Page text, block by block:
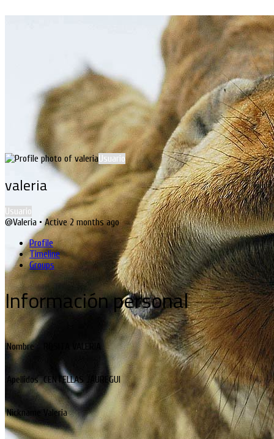
Shopping Cart
Usuario
valeria
Usuario
@Valeria •Active 2 months ago
Profile
Timeline
Groups
Información personal
Nombre ROSITA VALERIA
Apellidos CENTELLAS JAUREGUI
Nickname Valeria